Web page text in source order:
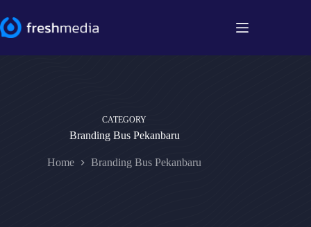
to
content
CATEGORY
Branding Bus Pekanbaru
Home Branding Bus Pekanbaru